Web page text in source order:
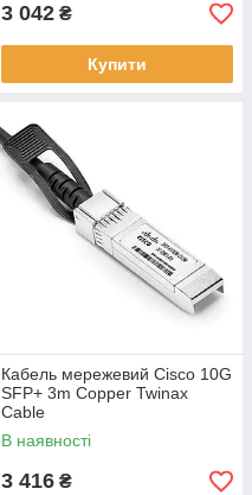
3 042 ₴
Купити
Кабель мережевий Cisco 10G
SFP+ 3m Copper Twinax
Cable
В наявності
3 416 ₴